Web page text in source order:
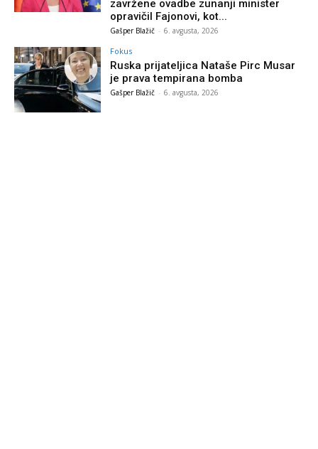
zavržene ovadbe zunanji minister
opravičil Fajonovi, kot...
Gašper Blažič - 6. avgusta, 2026
Fokus
Ruska prijateljica Nataše Pirc Musar
je prava tempirana bomba
Gašper Blažič - 6. avgusta, 2026